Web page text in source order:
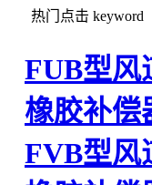
热门点击 keyword
FUB型风
橡胶补偿
FVB型风